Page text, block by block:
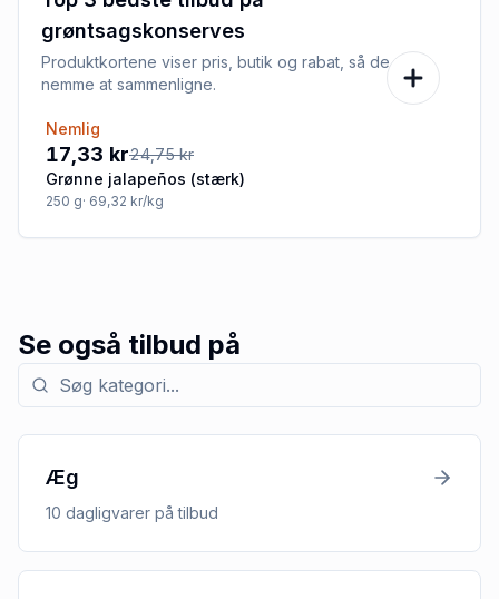
grøntsagskonserves
Produktkortene viser pris, butik og rabat, så de er
nemme at sammenligne.
-30%
Nemlig
17,33 kr24,75 kr
Grønne jalapeños (stærk)
250 g· 69,32 kr/kg
Se også tilbud på
Søg efter kategori med tilbud
Æg
10 dagligvarer på tilbud